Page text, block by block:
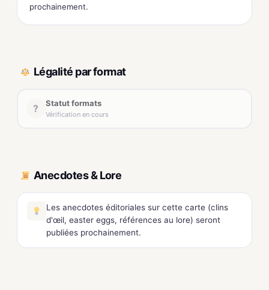
prochainement.
Légalité par format
? Statut formats
Vérification en cours
Anecdotes & Lore
Les anecdotes éditoriales sur cette carte (clins
d'œil, easter eggs, références au lore) seront
publiées prochainement.